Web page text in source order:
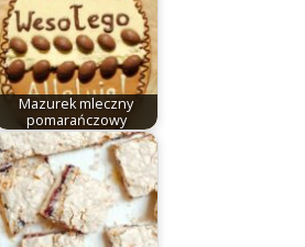
Mazurek mleczny
pomarańczowy